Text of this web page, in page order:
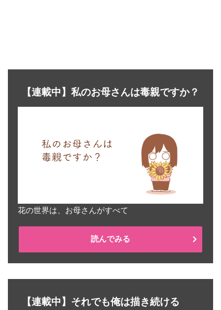
【連載中】私のお母さんは毒親ですか？
花の世界は、お母さんがすべて
読んでみる
【連載中】それでも俺は描き続ける